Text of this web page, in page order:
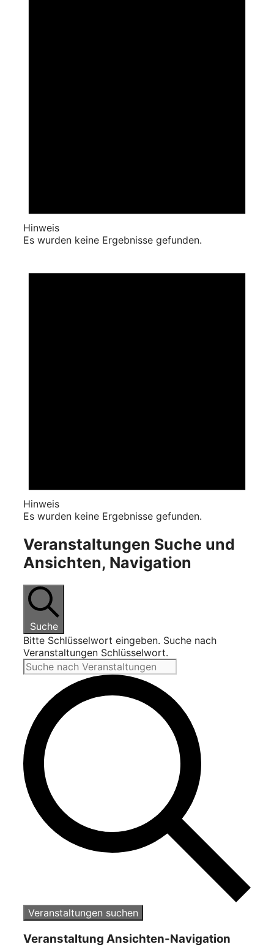
Hinweis
Es wurden keine Ergebnisse gefunden.
Hinweis
Es wurden keine Ergebnisse gefunden.
Veranstaltungen Suche und
Ansichten, Navigation
Suche
Bitte Schlüsselwort eingeben. Suche nach
Veranstaltungen Schlüsselwort.
Veranstaltungen suchen
Veranstaltung Ansichten-Navigation